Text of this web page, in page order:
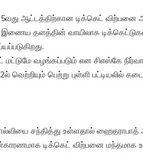
5வது ஆட்டத்திற்கான டிக்கெட்
தளத்தின் வாயிலாக டிக்கெட்டுகள்
மட்டுமே வழங்கப்படும் என சிஎஸ்கே
வெற்றியும் பெற்று புள்ளி பட்டியலில்
சந்தித்து உள்ளதால்
டிக்கெட் விற்பனை மந்தமாக